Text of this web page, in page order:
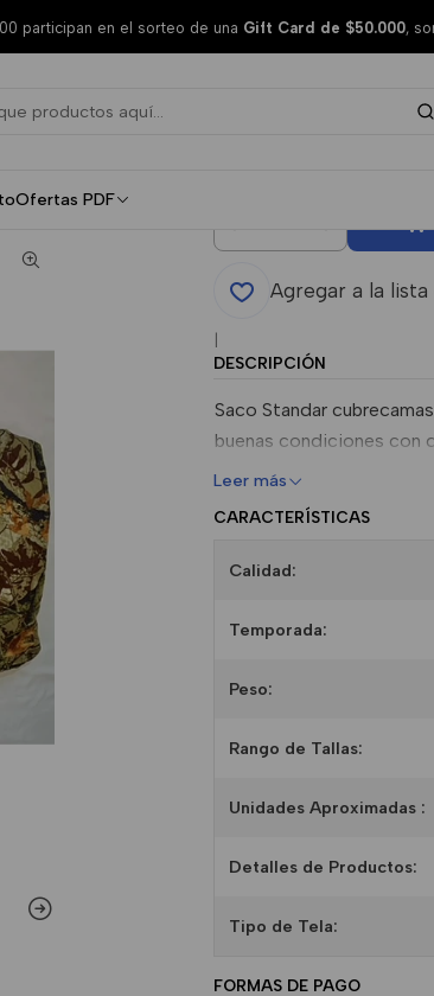
Ofertas PDF
participan en el sorteo de una Gift Card de $50.000,
Sabanas
Cantidad
Agregar a la
DESCRIPCIÓN
Saco Standar
buenas condiciones con
Leer más
CARACTERÍSTICAS
Calidad:
Temporada:
Peso:
Rango de Tallas:
Unidades Aproximadas :
Detalles de Productos:
Tipo de Tela:
FORMAS DE PAGO